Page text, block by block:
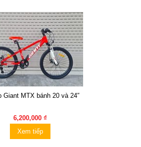
Giant MTX bánh 20 và 24″
6,200,000 ₫
Xem tiếp